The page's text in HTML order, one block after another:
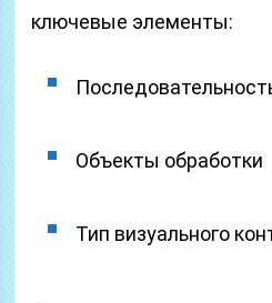
ключевые элементы:
Объекты обработки
Тип визуального